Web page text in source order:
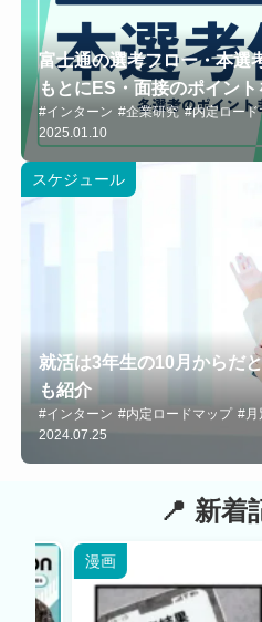
富士通の選考フロー・本選
もとにES・面接のポイン
#インターン #企業研究 #内定ロード
2025.01.10
スケジュール
就活は3年生の10月からだ
も紹介
#インターン #内定ロードマップ #月
2024.07.25
新着
漫画